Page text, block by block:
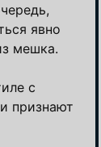
явно
мешка.
с
признают